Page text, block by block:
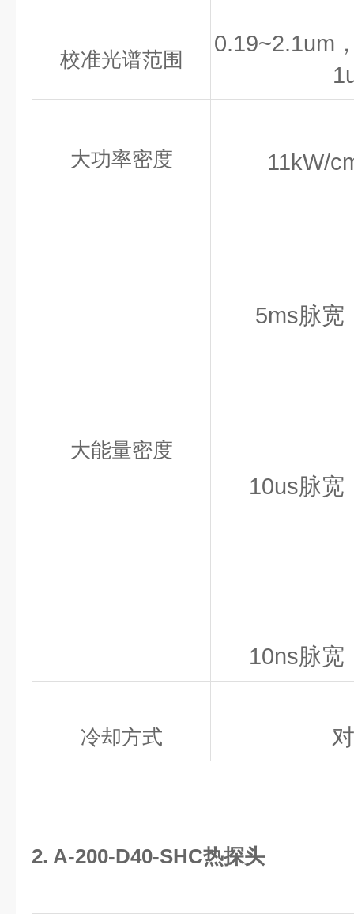
校准光谱范围
0.19~2.1um
大功率密度 11kW/
大能量密度
5ms脉宽
10us脉宽
10ns脉宽
冷却方式
2. A-200-D40-SHC热探头